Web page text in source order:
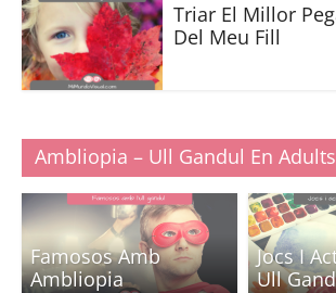
Triar El Millor
Del Meu Fill
Ambliopia – Ull Gandul En Adults
Famosos Amb
Ambliopia
Jocs I
Ull